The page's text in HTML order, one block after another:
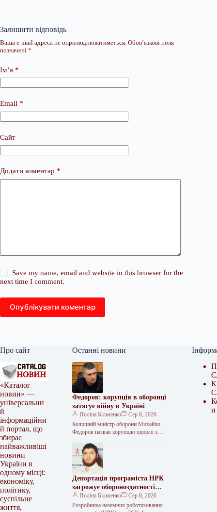
Залишити відповідь
Ваша e-mail адреса не оприлюднюватиметься. Обов’язкові поля
позначені *
Ім’я *
Email *
Сайт
Додати коментар *
Save my name, email and website in this browser for the
next time I comment.
Опублікувати коментар
Про сайт
«Каталог
новин» —
універсальни
й
інформаційни
й портал, що
збирає
найважливіші
новини
України в
одному місці:
економіку,
політику,
суспільне
життя,
Останні новини
Федоров: корупція в оборонці
затягує війну в Україні
Поліна Більченко
Сер 8, 2026
Колишній міністр оборони Михайло
Федоров назвав корупцію однією з
заважає швидкому завершенню війни.
Це стосується, зокрема,…
Депортація програміста НРК
загрожує обороноздатності
України
Поліна Більченко
Сер 8, 2026
Розробника наземних роботизованих
и